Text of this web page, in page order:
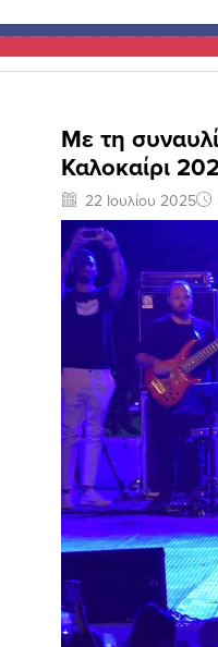
Με τη
Καλοκαίρι
22 Ιουλίου 2025